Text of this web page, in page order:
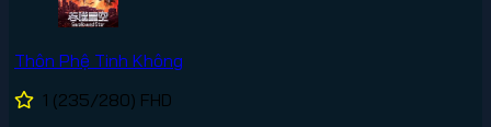
Thôn Phệ Tinh Không
1 (235/280) FHD